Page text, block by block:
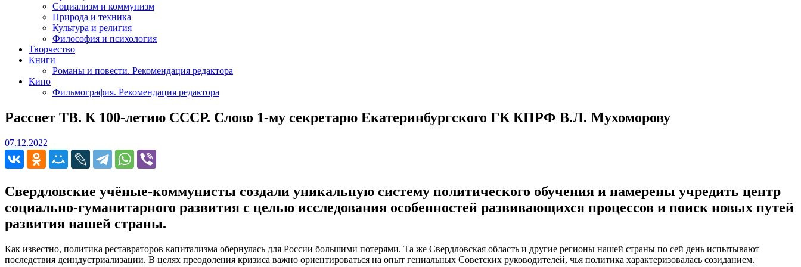
Социализм и коммунизм
Природа и техника
Культура и религия
Философия и психология
Творчество
Книги
Романы и повести. Рекомендация редактора
Кино
Фильмография. Рекомендация редактора
Рассвет ТВ. К 100-летию СССР. Слово 1-му секретарю Екатеринбургского ГК КПРФ В.Л. Мухоморову
07.12.2022
Свердловские учёные-коммунисты создали уникальную систему политического обучения и намерены учредить центр
социально-гуманитарного развития с целью исследования особенностей развивающихся процессов и поиск новых путей
развития нашей страны.
Как известно, политика реставраторов капитализма обернулась для России большими потерями. Та же Свердловская область и другие регионы нашей страны по сей день испытывают
последствия деиндустриализации. В целях преодоления кризиса важно ориентироваться на опыт гениальных Советских руководителей, чья политика характеризовалась созиданием.